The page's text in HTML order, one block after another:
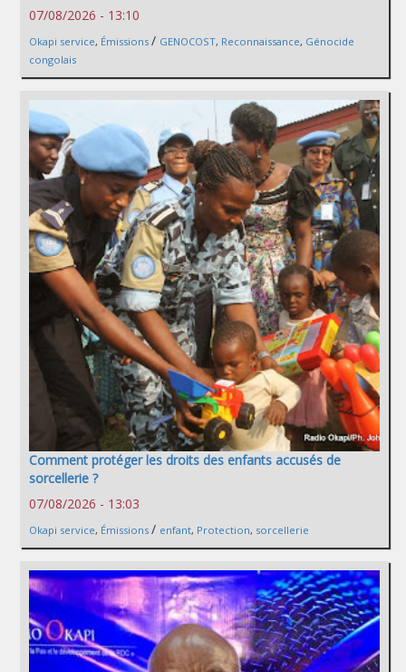
07/08/2026 - 13:10
Okapi service, Émissions / GENOCOST, Reconnaissance, Génocide
congolais
Comment protéger les droits des enfants accusés de
sorcellerie ?
07/08/2026 - 13:03
Okapi service, Émissions / enfant, Protection, sorcellerie